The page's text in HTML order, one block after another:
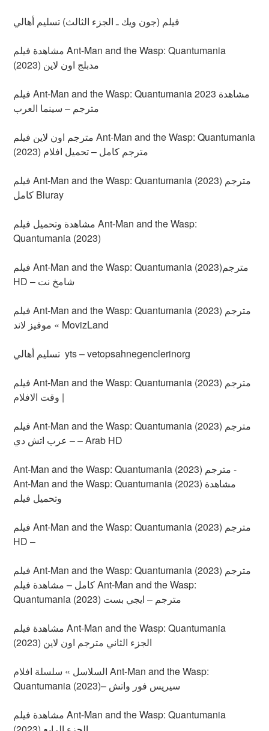
فيلم (جون ويك ـ الجزء الثالث) تسليم أهالي
مشاهدة فيلم Ant-Man and the Wasp: Quantumania
(2023) مدبلج اون لاين
فيلم Ant-Man and the Wasp: Quantumania 2023 مشاهدة
مترجم – سينما العرب
مترجم اون لاين فيلم Ant-Man and the Wasp: Quantumania
(2023) مترجم كامل – تحميل افلام
فيلم Ant-Man and the Wasp: Quantumania (2023) مترجم
كامل Bluray
مشاهدة وتحميل فيلم Ant-Man and the Wasp:
Quantumania (2023)
فيلم Ant-Man and the Wasp: Quantumania (2023)مترجم
HD – شامخ نت
فيلم Ant-Man and the Wasp: Quantumania (2023) مترجم
» موفيز لاند MovizLand
تسليم أهالي yts – vetopsahnegenclerinorg
فيلم Ant-Man and the Wasp: Quantumania (2023) مترجم
| وقت الافلام
فيلم Ant-Man and the Wasp: Quantumania (2023) مترجم
– عرب اتش دي – Arab HD
Ant-Man and the Wasp: Quantumania (2023) مترجم -
Ant-Man and the Wasp: Quantumania (2023) مشاهدة
وتحميل فيلم
فيلم Ant-Man and the Wasp: Quantumania (2023) مترجم
HD –
فيلم Ant-Man and the Wasp: Quantumania (2023) مترجم
كامل – مشاهدة فيلم Ant-Man and the Wasp:
Quantumania (2023) مترجم – ايجي بست
مشاهدة فيلم Ant-Man and the Wasp: Quantumania
(2023) الجزء الثاني مترجم اون لاين
السلاسل » سلسلة افلام Ant-Man and the Wasp:
Quantumania (2023)– سيريس فور واتش
مشاهدة فيلم Ant-Man and the Wasp: Quantumania